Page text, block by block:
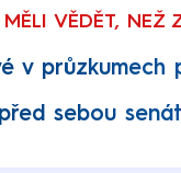
VĚDĚT, NEŽ
v průzkumech
sebou